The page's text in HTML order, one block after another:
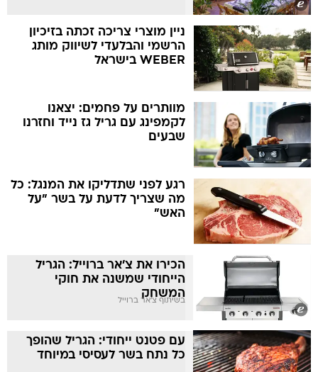
ניין מוצרי צריכה זכתה בזיכיון
הרשמי והבלעדי לשיווק מותג
WEBER בישראל
מוותרים על פחמים: יצאנו
לקמפינג עם גריל גז נייד וחזרנו
שבעים
רגע לפני שתדליקו את המנגל: כל
מה שצריך לדעת על בשר "על
האש"
הכירו את צ'אר ברוייל: הגריל
הייחודי שמשנה את חוקי
המשחק
בשיתוף צ'אר ברוייל
עם פטנט ייחודי: הגריל שהופך
כל נתח בשר לעסיסי במיוחד